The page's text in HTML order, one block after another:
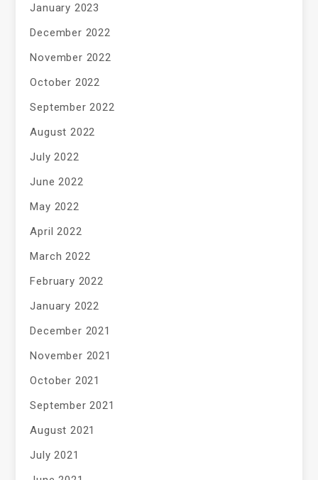
January 2023
December 2022
November 2022
October 2022
September 2022
August 2022
July 2022
June 2022
May 2022
April 2022
March 2022
February 2022
January 2022
December 2021
November 2021
October 2021
September 2021
August 2021
July 2021